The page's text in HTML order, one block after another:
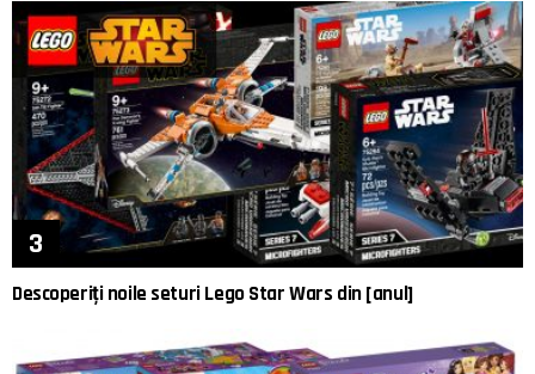
Descoperiți noile seturi Lego Star Wars din [anul]